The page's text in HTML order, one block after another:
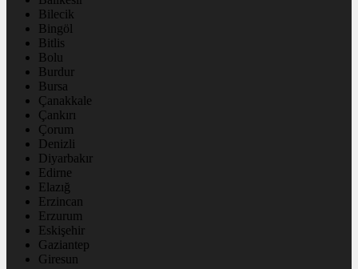
Bilecik
Bingöl
Bitlis
Bolu
Burdur
Bursa
Çanakkale
Çankırı
Çorum
Denizli
Diyarbakır
Edirne
Elazığ
Erzincan
Erzurum
Eskişehir
Gaziantep
Giresun